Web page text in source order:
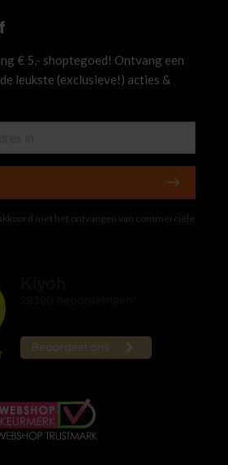
€ 5,- shoptegoed! Ontvang een
leukste (exclusieve!) acties &
met het ontvangen van commerciële